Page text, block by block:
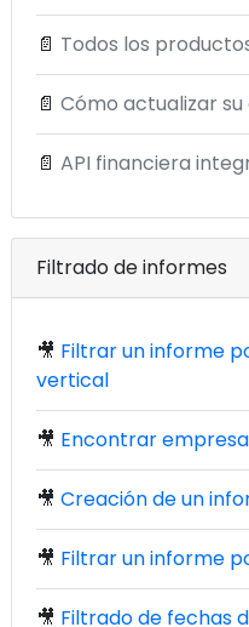
📄 Todos los
📄 Cómo actualizar su
📄 API financiera
Filtrado de informes
🎥 Filtrar un informe
vertical
🎥 Encontrar
🎥 Creación de un
🎥 Filtrar un informe
🎥 Filtrado de fechas